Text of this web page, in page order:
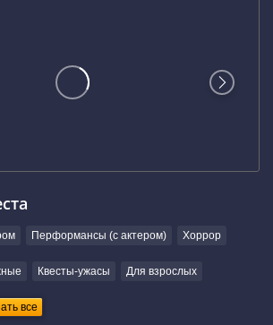
Перформансы (с актером) Хоррор
Квесты-ужасы Для взрослых
все